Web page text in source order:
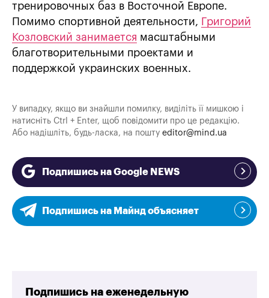
тренировочных баз в Восточной Европе.
Помимо спортивной деятельности, Григорий
Козловский занимается масштабными
благотворительными проектами и
поддержкой украинских военных.
У випадку, якщо ви знайшли помилку, виділіть її мишкою і
натисніть Ctrl + Enter, щоб повідомити про це редакцію.
Або надішліть, будь-ласка, на пошту editor@mind.ua
Подпишись на Google NEWS
Подпишись на Майнд объясняет
Подпишись на еженедельную